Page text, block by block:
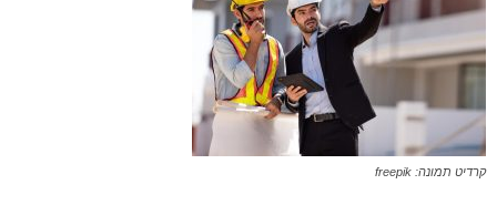
קרדיט תמונה: freepik